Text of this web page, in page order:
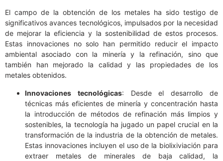
El campo de la obtención de los metales ha sido testigo de
significativos avances tecnológicos, impulsados por la necesidad
de mejorar la eficiencia y la sostenibilidad de estos procesos.
Estas innovaciones no solo han permitido reducir el impacto
ambiental asociado con la minería y la refinación, sino que
también han mejorado la calidad y las propiedades de los
metales obtenidos.
Innovaciones tecnológicas: Desde el desarrollo de
técnicas más eficientes de minería y concentración hasta
la introducción de métodos de refinación más limpios y
sostenibles, la tecnología ha jugado un papel crucial en la
transformación de la industria de la obtención de metales.
Estas innovaciones incluyen el uso de la biolixiviación para
extraer metales de minerales de baja calidad, la